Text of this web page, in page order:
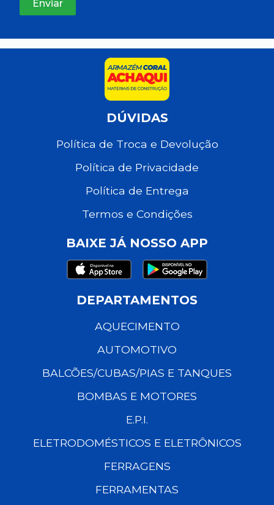
DÚVIDAS
Política de Troca e Devolução
Política de Privacidade
Política de Entrega
Termos e Condições
BAIXE JÁ NOSSO APP
DEPARTAMENTOS
AQUECIMENTO
AUTOMOTIVO
BALCÕES/CUBAS/PIAS E TANQUES
BOMBAS E MOTORES
E.P.I.
ELETRODOMÉSTICOS E ELETRÔNICOS
FERRAGENS
FERRAMENTAS